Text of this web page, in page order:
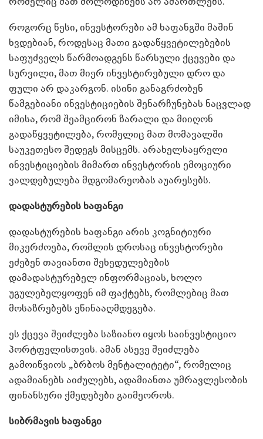
როგორც წესი, ინვესტორები ამ ხაფანგში მაშინ
ხვდებიან, როდესაც მათი გადაწყვეტილებების
საფუძველს წარმოადგენს წარსული ქცევები და
სურვილი, მათ მიერ ინვესტირებული დრო და
ფული არ დაკარგონ. ისინი განაგრძობენ
წამგებიანი ინვესტიციების შენარჩუნებას ნაცვლად
იმისა, რომ შეამცირონ ზარალი და მიიღონ
გადაწყვეტილება, რომელიც მათ მომავალში
საუკეთესო შედეგს მისცემს. არახელსაყრელი
ინვესტიციების მიმართ ინვესტორის ემოციური
ვალდებულება მდგომარეობას აუარესებს.
დადასტურების ხაფანგი
დადასტურების ხაფანგი არის კოგნიტიური
მიკერძოება, რომლის დროსაც ინვესტორები
ეძებენ თავიანთი შეხედულებების
დამადასტურებელ ინფორმაციას, ხოლო
უგულებელყოფენ იმ ფაქტებს, რომლებიც მათ
მოსაზრებებს ეწინააღმდეგება.
ეს ქცევა შეიძლება საზიანო იყოს საინვესტიციო
პორტფელისთვის. ამან ასევე შეიძლება
გამოიწვიოს „ბრბოს მენტალიტეტი“, რომელიც
ადამიანებს აიძულებს, ადამიანთა უმრავლესობის
ფინანსური ქმედებები გაიმეოროს.
სიბრმავის ხაფანგი